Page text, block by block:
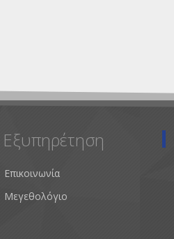
Εξυπηρέτηση
Επικοινωνία
Μεγεθολόγιο